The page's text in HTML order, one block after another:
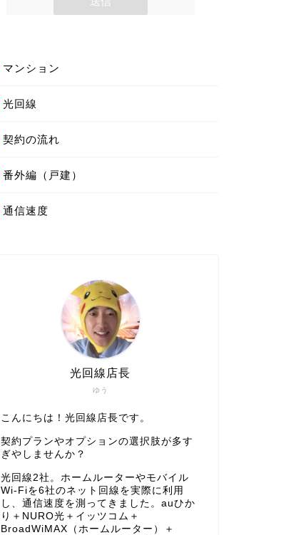
マンション
光回線
契約の流れ
番外編（戸建）
通信速度
ゆう
光回線店長
こんにちは！光回線店長です。
契約プランやオプションの選択肢が多す
ぎやしませんか？
光回線2社。ホームルーターやモバイル
Wi-Fiを6社のネット回線を実際に利用
し、通信速度を測ってきました。auひか
り＋NURO光＋イッツコム＋
BroadWiMAX（ホームルーター）＋